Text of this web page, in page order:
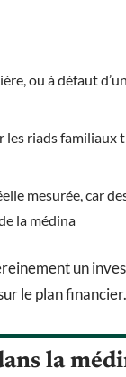
ou à défaut
les riads familiaux
mesurée, car
la médina
un
le plan financier.
la